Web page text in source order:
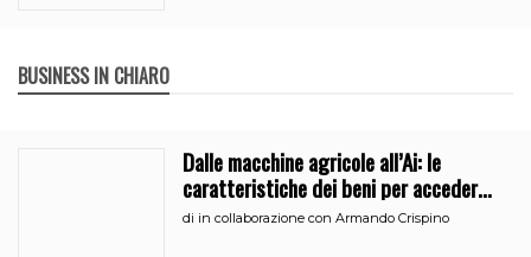
BUSINESS IN CHIARO
Dalle macchine agricole all’Ai: le
caratteristiche dei beni per accedere
all’iperammortamento
di in collaborazione con Armando Crispino